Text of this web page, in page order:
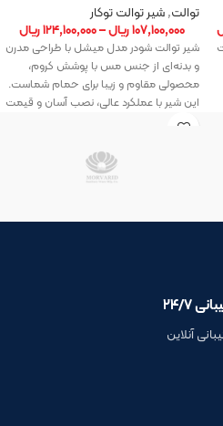
توالت,شیر توالت توکار
۱۰۷,۱۰۰,۰۰۰ریال–۱۲۴,۱۰۰,۰۰۰ریال
شیر توالت شودر مدل میشل با طراحی مدرن
و بدنه‌ای از جنس مس با پوشش کروم،
محصولی مقاوم و زیبا برای حمام شماست.
این شیر با عملکرد عالی، نصب آسان و قیمت
مناسب، گزینه‌ای مناسب برای کسانی است
۲۴/۷
آنلاین